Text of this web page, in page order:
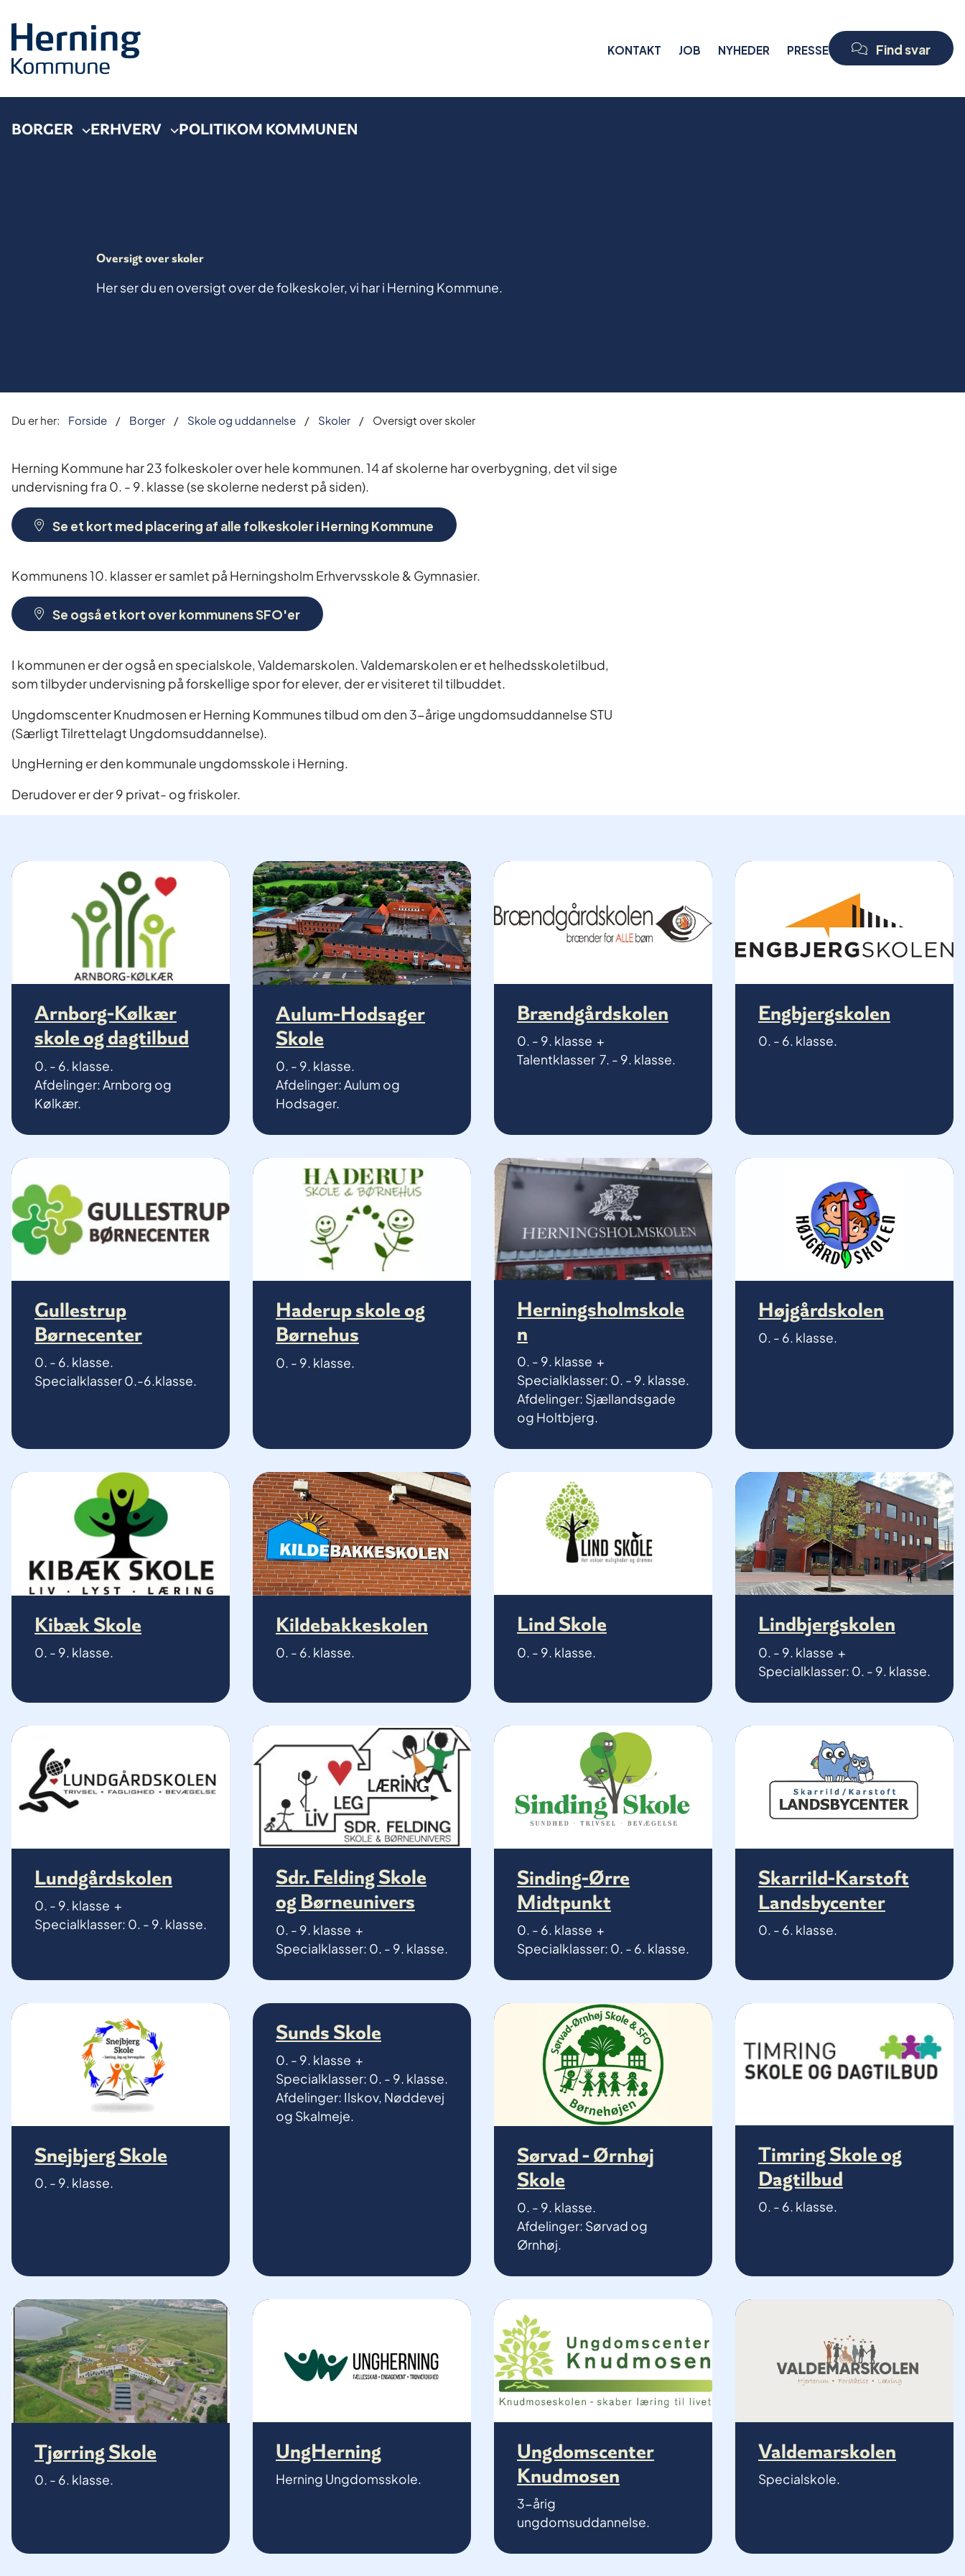
KONTAKT JOB NYHEDER PRESSE Find svar
BORGER ERHVERV POLITIKOM KOMMUNEN
Oversigt over skoler
Her ser du en oversigt over de folkeskoler, vi har i Herning Kommune.
Du er her: Forside Borger Skole og uddannelse Skoler Oversigt over skoler
Herning Kommune har 23 folkeskoler over hele kommunen. 14 af skolerne har overbygning, det vil sige
undervisning fra 0. - 9. klasse (se skolerne nederst på siden).
Se et kort med placering af alle folkeskoler i Herning Kommune
Kommunens 10. klasser er samlet på Herningsholm Erhvervsskole & Gymnasier.
Se også et kort over kommunens SFO'er
I kommunen er der også en specialskole, Valdemarskolen. Valdemarskolen er et helhedsskoletilbud,
som tilbyder undervisning på forskellige spor for elever, der er visiteret til tilbuddet.
Ungdomscenter Knudmosen er Herning Kommunes tilbud om den 3-årige ungdomsuddannelse STU
(Særligt Tilrettelagt Ungdomsuddannelse).
UngHerning er den kommunale ungdomsskole i Herning.
Derudover er der 9 privat- og friskoler.
Arnborg-Kølkær
skole og dagtilbud
0. - 6. klasse.
Afdelinger: Arnborg og
Kølkær.
Aulum-Hodsager
Skole
0. - 9. klasse.
Afdelinger: Aulum og
Hodsager.
Brændgårdskolen
0. - 9. klasse +
Talentklasser 7. - 9. klasse.
Engbjergskolen
0. - 6. klasse.
Gullestrup
Børnecenter
0. - 6. klasse.
Specialklasser 0.-6.klasse.
Haderup skole og
Børnehus
0. - 9. klasse.
Herningsholmskole
n
0. - 9. klasse +
Specialklasser: 0. - 9. klasse.
Afdelinger: Sjællandsgade
og Holtbjerg.
Højgårdskolen
0. - 6. klasse.
Kibæk Skole
0. - 9. klasse.
Kildebakkeskolen
0. - 6. klasse.
Lind Skole
0. - 9. klasse.
Lindbjergskolen
0. - 9. klasse +
Specialklasser: 0. - 9. klasse.
Lundgårdskolen
0. - 9. klasse +
Specialklasser: 0. - 9. klasse.
Sdr. Felding Skole
og Børneunivers
0. - 9. klasse +
Specialklasser: 0. - 9. klasse.
Sinding-Ørre
Midtpunkt
0. - 6. klasse +
Specialklasser: 0. - 6. klasse.
Skarrild-Karstoft
Landsbycenter
0. - 6. klasse.
Snejbjerg Skole
0. - 9. klasse.
Sunds Skole
0. - 9. klasse +
Specialklasser: 0. - 9. klasse.
Afdelinger: Ilskov, Nøddevej
og Skalmeje.
Sørvad - Ørnhøj
Skole
0. - 9. klasse.
Afdelinger: Sørvad og
Ørnhøj.
Timring Skole og
Dagtilbud
0. - 6. klasse.
Tjørring Skole
0. - 6. klasse.
UngHerning
Herning Ungdomsskole.
Ungdomscenter
Knudmosen
3-årig
ungdomsuddannelse.
Valdemarskolen
Specialskole.